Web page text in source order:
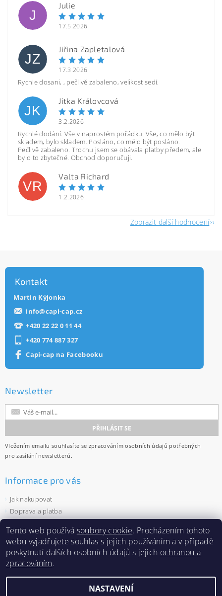
J
Julie
17.5.2026
JZ
Jiřina Zapletalová
17.3.2026
Rychle dosani, , pečlivě zabaleno, velikost sedí.
JK
Jitka Královcová
3.2.2026
Rychlé dodání. Vše v naprostém pořádku. Vše, co mělo být
skladem, bylo skladem. Posláno, co mělo být posláno.
Pečlivě zabaleno. Trochu jsem se obávala platby předem, ale
bylo to zbytečné. Obchod doporučuji.
VR
Valta Richard
1.2.2026
Zobrazit další hodnocení
Kontakt
Martin Kýjonka
info@capi-cap.cz
+420 22 22 0 11 44
+420 774 887 327
Capi-cap na Facebooku
Newsletter
Vložením emailu souhlasíte se zpracováním osobních údajů potřebných
pro zasílání newsletterů.
Informace pro vás
Jak nakupovat
Doprava a platba
Ochrana osobních údajů
Velkoobchod
Zásady používání souborů cookies
Tento web používá soubory cookie. Procházením tohoto
webu vyjadřujete souhlas s jejich používáním a v případě
poskytnutí dalších osobních údajů s jejich ochranou a
zpracováním.
NASTAVENÍ